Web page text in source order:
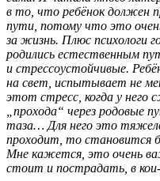
в то, что ребёнок должен
пути, потому что это
за жизнь. Плюс психологи
родились естественным
и стрессоустойчивые.
на свет, испытывает не
этот стресс, когда у него
„прохода“ через родовые
таза… Для него это
проходит, то становится
Мне кажется, это очень
стоит и пострадать, в